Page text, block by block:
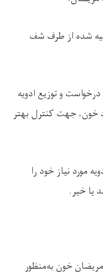
شده از طرف شف
و توزیع ادویه
خون، جهت کنترل بهتر
مورد نیاز خود را
یا خیر.
خون به‌منظور